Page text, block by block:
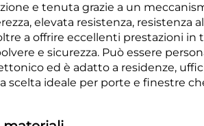
e tenuta grazie a un
elevata resistenza, resistenza
a offrire eccellenti prestazioni
e sicurezza. Può essere
ed è adatto a residenze,
scelta ideale per porte e finestre